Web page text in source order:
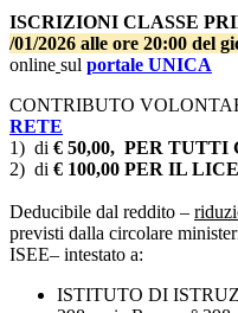
ISCRIZIONI CLASSE
/01/2026 alle ore 20:00 del
online sul portale UNICA
CONTRIBUTO
RETE
1) di € 50,00, PER TUTTI
2) di € 100,00 PER IL
Deducibile dal reddito –
previsti dalla circolare
ISEE– intestato a:
ISTITUTO DI